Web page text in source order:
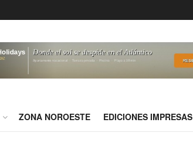
ZONA NOROESTE EDICIONES IMPRESAS